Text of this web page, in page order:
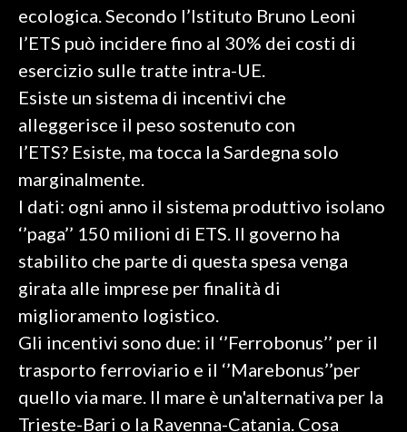
SARDI NEL MONDO
NOTIZIE
EVENTI
3 MINUTI CON
INSULARITÀ
INFO AZIENDE
ANNUNCI
NECROLOGI
SPIAGGE
STORE
ecologica. Secondo l’Istituto Bruno Leoni
l’ETS può incidere fino al 30% dei costi di
esercizio sulle tratte intra-UE.
Esiste un sistema di incentivi che
alleggerisce il peso sostenuto con
l’ETS? Esiste, ma tocca la Sardegna solo
marginalmente.
I dati: ogni anno il sistema produttivo isolano
‘’paga’’ 150 milioni di ETS. Il governo ha
stabilito che parte di questa spesa venga
girata alle imprese per finalità di
miglioramento logistico.
Gli incentivi sono due: il ‘’Ferrobonus’’ per il
trasporto ferroviario e il ‘’Marebonus’’per
quello via mare. Il mare è un'alternativa per la
Trieste-Bari o la Ravenna-Catania. Cosa